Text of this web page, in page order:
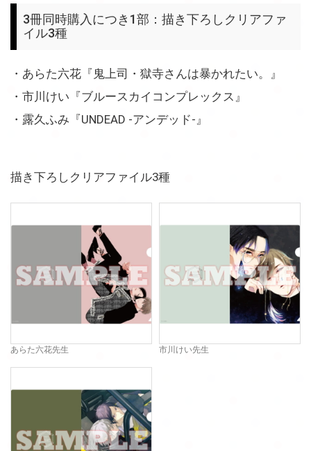
3冊同時購入につき1部：描き下ろしクリアファ
イル3種
・あらた六花『鬼上司・獄寺さんは暴かれたい。』
・市川けい『ブルースカイコンプレックス』
・露久ふみ『UNDEAD -アンデッド-』
描き下ろしクリアファイル3種
あらた六花先生 市川けい先生